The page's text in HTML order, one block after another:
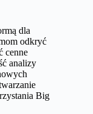
dla
odkryć
cenne
analizy
Big